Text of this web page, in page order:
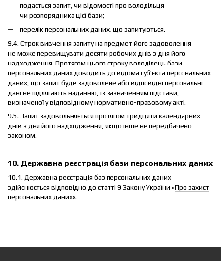
подається запит, чи відомості про володільця
чи розпорядника цієї бази;
перелік персональних даних, що запитуються.
9.4. Строк вивчення запиту на предмет його задоволення
не може перевищувати десяти робочих днів з дня його
надходження. Протягом цього строку володілець бази
персональних даних доводить до відома суб’єкта персональних
даних, що запит буде задоволене або відповідні персональні
дані не підлягають наданню, із зазначенням підстави,
визначеної у відповідному нормативно-правовому акті.
9.5. Запит задовольняється протягом тридцяти календарних
днів з дня його надходження, якщо інше не передбачено
законом.
10. Державна реєстрація бази персональних даних
10.1. Державна реєстрація баз персональних даних
здійснюється відповідно до статті 9 Закону України «Про захист
персональних даних».